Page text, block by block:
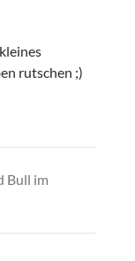
rutschen ;)
Bull im